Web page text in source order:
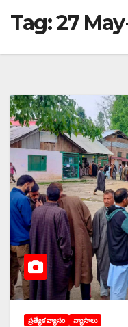
Tag:27
ప్రత్యేక వ్యాసం వ్యాసాలు